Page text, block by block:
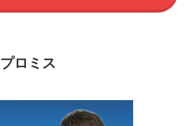
プロミス